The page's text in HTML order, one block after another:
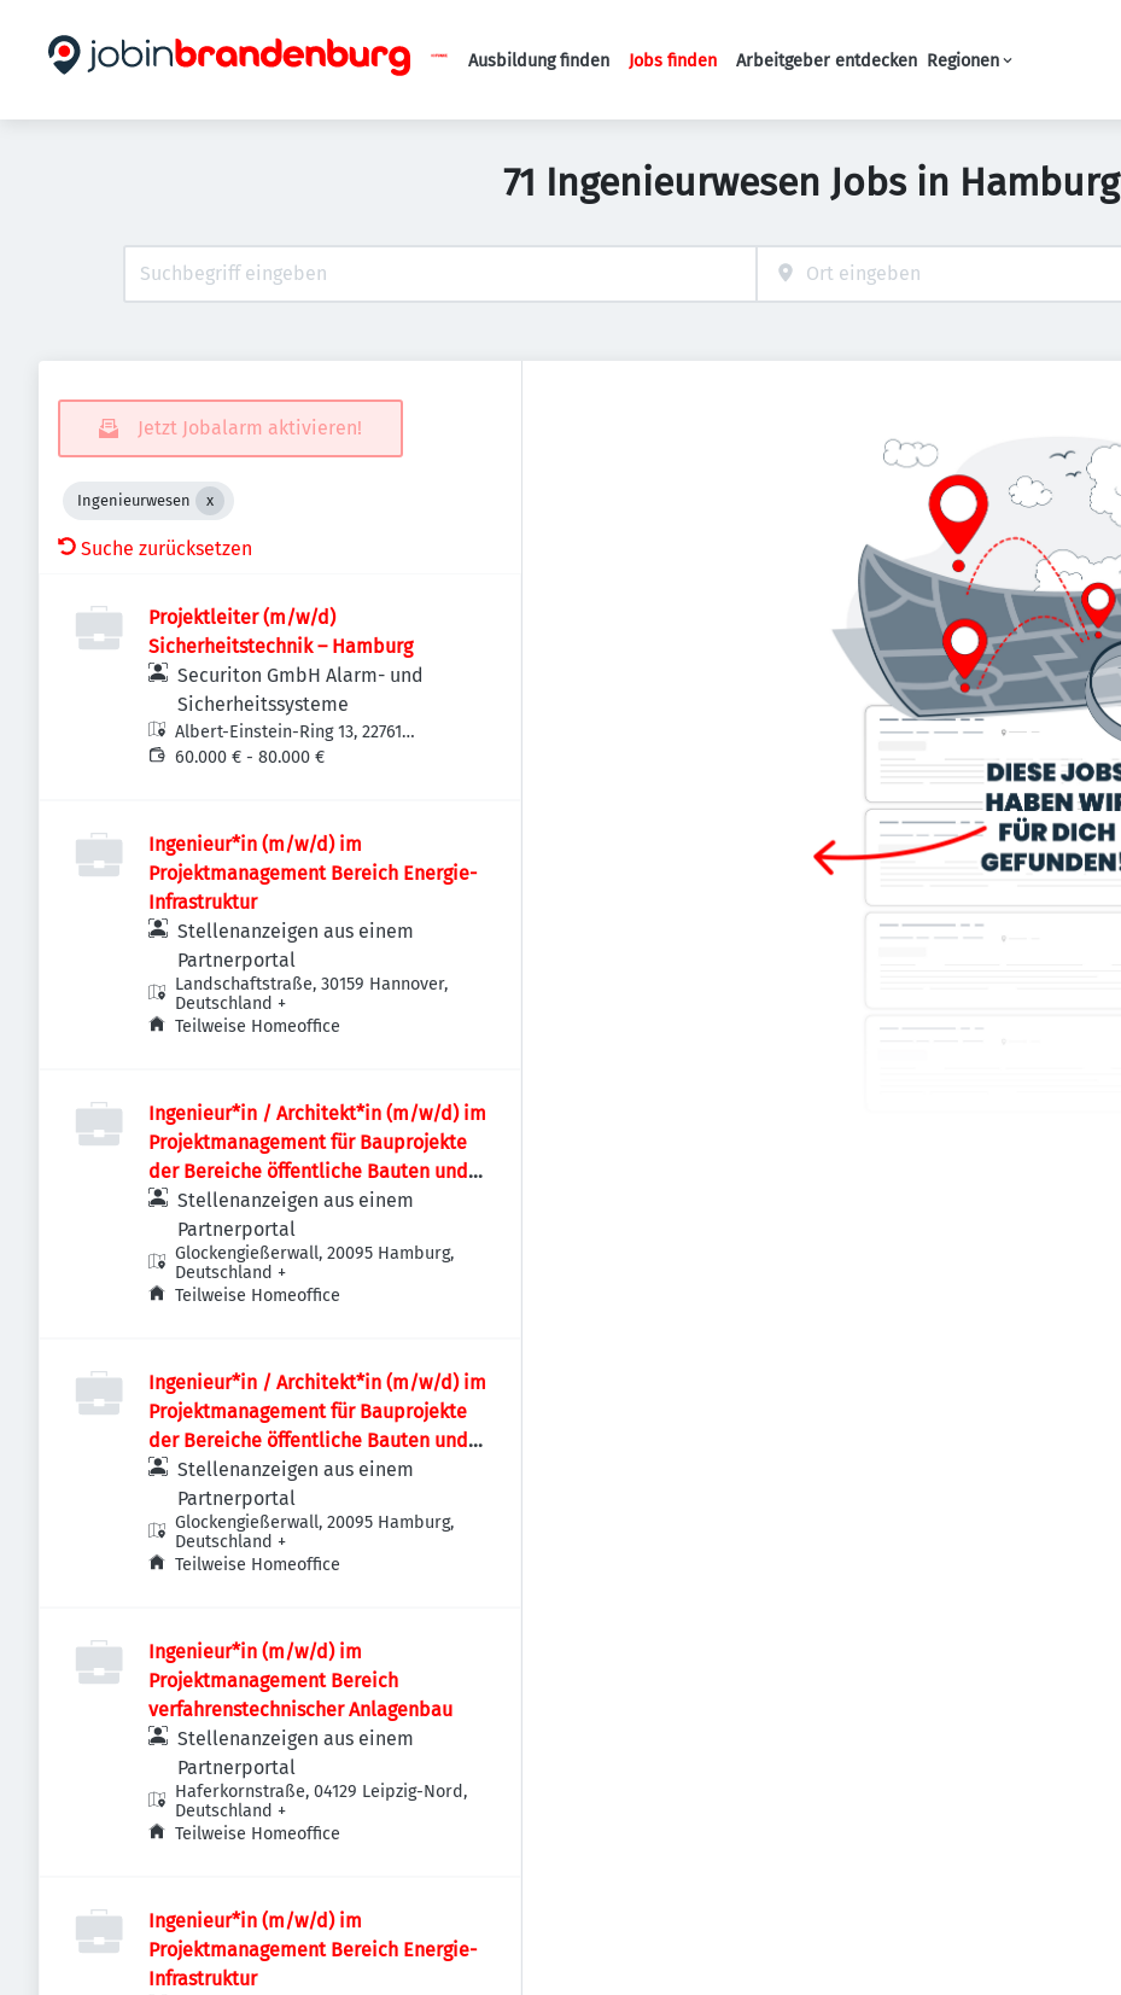
Haupt-Navigation
Ausbildung finden Jobs finden Arbeitgeber entdecken Regionen
71 Ingenieurwesen Jobs in Hamburg
Jetzt Jobalarm aktivieren!
Ingenieurwesen
Suche zurücksetzen
Projektleiter (m/w/d)
Sicherheitstechnik – Hamburg
Securiton GmbH Alarm- und
Sicherheitssysteme
Albert-Einstein-Ring 13, 22761
Hamburg, Deutschland
60.000 € - 80.000 €
Ingenieur*in (m/w/d) im
Projektmanagement Bereich Energie-
Infrastruktur
Stellenanzeigen aus einem
Partnerportal
Landschaftstraße, 30159 Hannover,
Deutschland +
Teilweise Homeoffice
Ingenieur*in / Architekt*in (m/w/d) im
Projektmanagement für Bauprojekte
der Bereiche öffentliche Bauten und
Industriebauten / Infrastruktur
Stellenanzeigen aus einem
Partnerportal
Glockengießerwall, 20095 Hamburg,
Deutschland +
Teilweise Homeoffice
Ingenieur*in / Architekt*in (m/w/d) im
Projektmanagement für Bauprojekte
der Bereiche öffentliche Bauten und
Industriebauten / Infrastruktur
Stellenanzeigen aus einem
Partnerportal
Glockengießerwall, 20095 Hamburg,
Deutschland +
Teilweise Homeoffice
Ingenieur*in (m/w/d) im
Projektmanagement Bereich
verfahrenstechnischer Anlagenbau
Stellenanzeigen aus einem
Partnerportal
Haferkornstraße, 04129 Leipzig-Nord,
Deutschland +
Teilweise Homeoffice
Ingenieur*in (m/w/d) im
Projektmanagement Bereich Energie-
Infrastruktur